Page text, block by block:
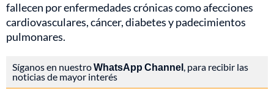
fallecen por enfermedades crónicas como afecciones
cardiovasculares, cáncer, diabetes y padecimientos
pulmonares.
Síganos en nuestroWhatsApp Channel, para recibir las
noticias de mayor interés